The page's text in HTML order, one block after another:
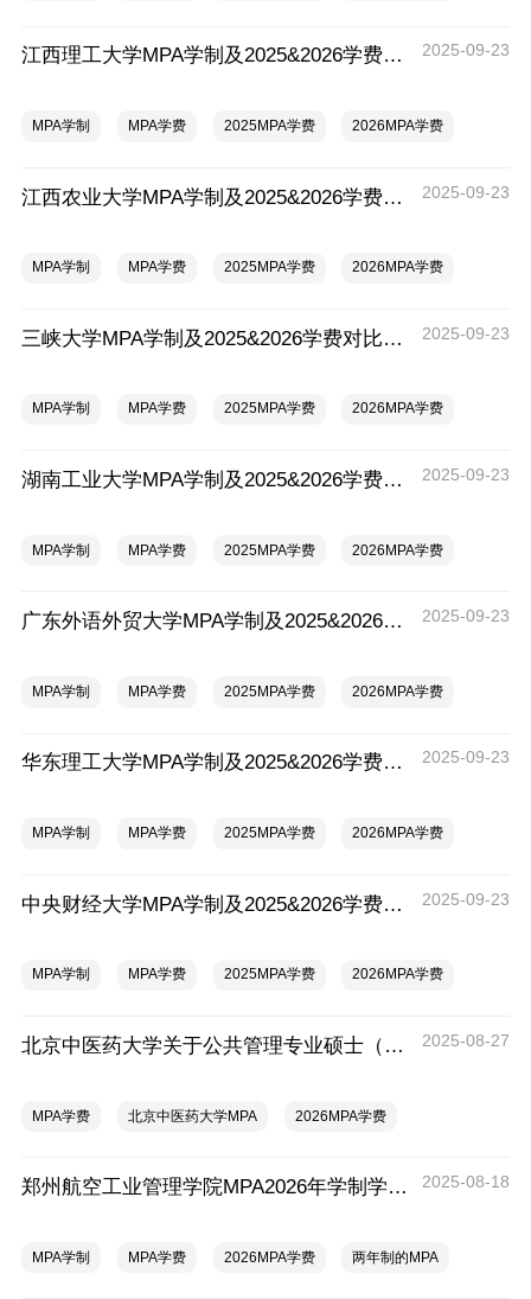
江西理工大学MPA学制及2025&2026学费对比一览表，一年多少钱？ 2025-09-23
MPA学制 MPA学费 2025MPA学费 2026MPA学费
江西农业大学MPA学制及2025&2026学费对比一览表，一年多少钱？ 2025-09-23
MPA学制 MPA学费 2025MPA学费 2026MPA学费
三峡大学MPA学制及2025&2026学费对比一览表，一年多少钱？ 2025-09-23
MPA学制 MPA学费 2025MPA学费 2026MPA学费
湖南工业大学MPA学制及2025&2026学费对比一览表，一年多少钱？ 2025-09-23
MPA学制 MPA学费 2025MPA学费 2026MPA学费
广东外语外贸大学MPA学制及2025&2026学费对比一览表，一年多少钱？ 2025-09-23
MPA学制 MPA学费 2025MPA学费 2026MPA学费
华东理工大学MPA学制及2025&2026学费对比一览表，一年多少钱？ 2025-09-23
MPA学制 MPA学费 2025MPA学费 2026MPA学费
中央财经大学MPA学制及2025&2026学费对比一览表，一年多少钱？ 2025-09-23
MPA学制 MPA学费 2025MPA学费 2026MPA学费
北京中医药大学关于公共管理专业硕士（MPA）学费标准的情况公示 2025-08-27
MPA学费 北京中医药大学MPA 2026MPA学费
郑州航空工业管理学院MPA2026年学制学费一览表，一年多少钱？ 2025-08-18
MPA学制 MPA学费 2026MPA学费 两年制的MPA